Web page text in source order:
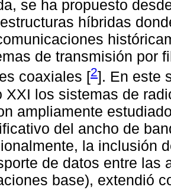
se ha propuesto
híbridas
de transmisión por
coaxiales [2]. En este
XXI los sistemas de
ampliamente
del ancho de
la inclusión
de datos entre las
base), extendió